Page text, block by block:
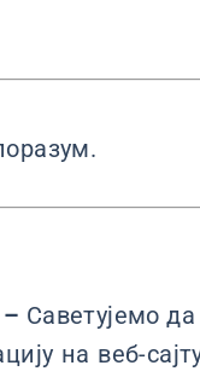
Саветујемо
на веб-